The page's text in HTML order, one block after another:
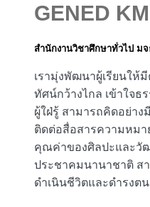
GENED
สำนักงานวิชาศึกษาทั่วไป มจ
เรามุ่งพัฒนาผู้เรียนให้
ทัศน์กว้างไกล เข้าใจธ
ผู้ใฝ่รู้ สามารถคิดอย่าง
ติดต่อสื่อสารความหม
คุณค่าของศิลปะและวั
ประชาคมนานาชาติ ส
ดำเนินชีวิตและดำรงต